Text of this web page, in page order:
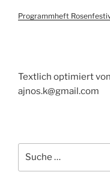
Programmheft
Textlich optimiert
ajnos.k@gmail.com
nach: